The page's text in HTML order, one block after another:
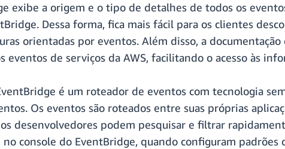
exibe a origem e o tipo de detalhes de todos os
Dessa forma, fica mais fácil para os clientes
orientadas por eventos. Além disso, a
de serviços da AWS, facilitando o acesso às
é um roteador de eventos com tecnologia
Os eventos são roteados entre suas próprias
os desenvolvedores podem pesquisar e filtrar
console do EventBridge, quando configuram padrões